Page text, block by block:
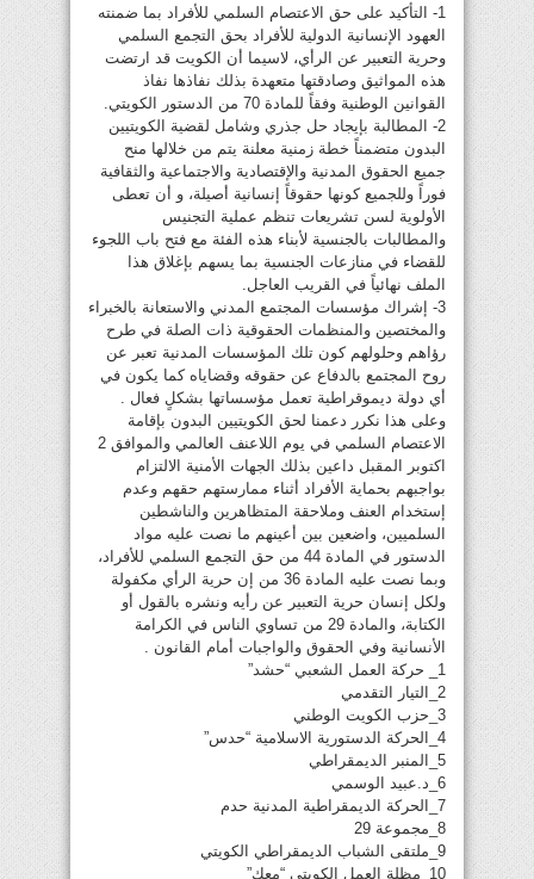
1- التأكيد على حق الاعتصام السلمي للأفراد بما ضمنته
العهود الإنسانية الدولية للأفراد بحق التجمع السلمي
وحرية التعبير عن الرأي، لاسيما أن الكويت قد ارتضت
هذه المواثيق وصادقتها متعهدة بذلك نفاذها نفاذ
القوانين الوطنية وفقاً للمادة 70 من الدستور الكويتي.
2- المطالبة بإيجاد حل جذري وشامل لقضية الكويتيين
البدون متضمناً خطة زمنية معلنة يتم من خلالها منح
جميع الحقوق المدنية والإقتصادية والاجتماعية والثقافية
فوراً وللجميع كونها حقوقاً إنسانية أصيلة، و أن تعطى
الأولوية لسن تشريعات تنظم عملية التجنيس
والمطالبات بالجنسية لأبناء هذه الفئة مع فتح باب اللجوء
للقضاء في منازعات الجنسية بما يسهم بإغلاق هذا
الملف نهائياً في القريب العاجل.
3- إشراك مؤسسات المجتمع المدني والاستعانة بالخبراء
والمختصين والمنظمات الحقوقية ذات الصلة في طرح
رؤاهم وحلولهم كون تلك المؤسسات المدنية تعبر عن
روح المجتمع بالدفاع عن حقوقه وقضاياه كما يكون في
أي دولة ديموقراطية تعمل مؤسساتها بشكلٍ فعال .
وعلى هذا نكرر دعمنا لحق الكويتيين البدون بإقامة
الاعتصام السلمي في يوم اللاعنف العالمي والموافق 2
اكتوبر المقبل داعين بذلك الجهات الأمنية الالتزام
بواجبهم بحماية الأفراد أثناء ممارستهم حقهم وعدم
إستخدام العنف وملاحقة المتظاهرين والناشطين
السلميين، واضعين بين أعينهم ما نصت عليه مواد
الدستور في المادة 44 من حق التجمع السلمي للأفراد،
وبما نصت عليه المادة 36 من إن حرية الرأي مكفولة
ولكل إنسان حرية التعبير عن رأيه ونشره بالقول أو
الكتابة، والمادة 29 من تساوي الناس في الكرامة
الأنسانية وفي الحقوق والواجبات أمام القانون .
1_ حركة العمل الشعبي “حشد”
2_التيار التقدمي
3_حزب الكويت الوطني
4_الحركة الدستورية الاسلامية “حدس”
5_المنبر الديمقراطي
6_د.عبيد الوسمي
7_الحركة الديمقراطية المدنية حدم
8_مجموعة 29
9_ملتقى الشباب الديمقراطي الكويتي
10_مظلة العمل الكويتي “معك”